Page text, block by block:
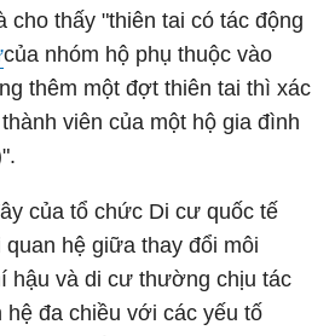
cho thấy "thiên tai có tác động
của nhóm hộ phụ thuộc vào
thêm một đợt thiên tai thì xác
viên của một hộ gia đình
của tổ chức Di cư quốc tế
hệ giữa thay đổi môi
hậu và di cư thường chịu tác
hệ đa chiều với các yếu tố